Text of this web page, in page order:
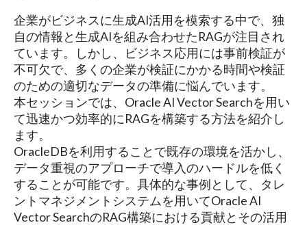
企業がビジネスに生成AI活用を模索する中で、独
自の情報と生成AIを組み合わせたRAGが注目され
ています。しかし、ビジネス応用には事前検証が
不可欠で、多くの企業が検証にかかる時間や検証
のための適切なデータの準備に悩んでいます。
本セッションでは、Oracle AI Vector Searchを用い
て迅速かつ効率的にRAGを構築する方法を紹介し
ます。
OracleDBを利用することで既存の環境を活かし、
データ重視のアプローチで導入のハードルを低く
することが可能です。具体的な事例として、タレ
ントマネジメントシステムを用いてOracle AI
Vector SearchのRAG構築における貢献とその活用